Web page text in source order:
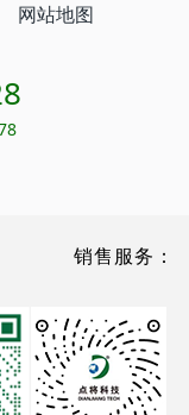
网站地图
销售服务：